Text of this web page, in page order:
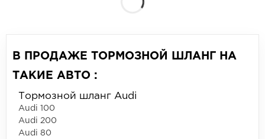
В ПРОДАЖЕ ТОРМОЗНОЙ ШЛАНГ НА
ТАКИЕ АВТО :
Тормозной шланг Audi
Audi 100
Audi 200
Audi 80